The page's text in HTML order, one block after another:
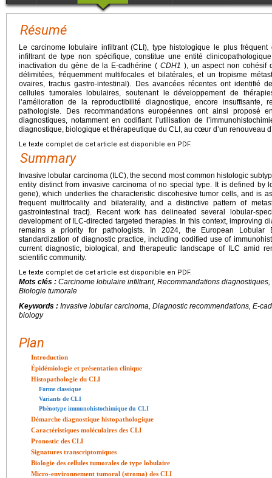
Résumé
Le carcinome lobulaire infiltrant (CLI), type histologique le plus
infiltrant de type non spécifique, constitue une entité
inactivation du gène de la E-cadhérine ( CDH1 ), un aspect non cohésif
délimitées, fréquemment multifocales et bilatérales, et un tropisme
ovaires, tractus gastro-intestinal). Des avancées récentes ont identifié
cellules tumorales lobulaires, soutenant le développement de
l’amélioration de la reproductibilité diagnostique, encore insuffisante,
pathologiste. Des recommandations européennes ont ainsi proposé
diagnostiques, notamment en codifiant l’utilisation de
diagnostique, biologique et thérapeutique du CLI, au cœur d’un renouveau
Le texte complet de cet article est disponible en PDF.
Summary
Invasive lobular carcinoma (ILC), the second most common histologic
entity distinct from invasive carcinoma of no special type. It is defined by
gene), which underlies the characteristic discohesive tumor cells, and is
frequent multifocality and bilaterality, and a distinctive pattern of
gastrointestinal tract). Recent work has delineated several lobular-
development of ILC-directed targeted therapies. In this context, improving
remains a priority for pathologists. In 2024, the European Lobular
standardization of diagnostic practice, including codified use of
current diagnostic, biological, and therapeutic landscape of ILC amid
scientific community.
Le texte complet de cet article est disponible en PDF.
Mots clés : Carcinome lobulaire infiltrant, Recommandations
Biologie tumorale
Keywords : Invasive lobular carcinoma, Diagnostic recommendations, E-
biology
Plan
Introduction
Épidémiologie et présentation clinique
Histopathologie du CLI
Forme classique
Variants de CLI
Phénotype immunohistochimique du CLI
Démarche diagnostique histopathologique
Caractéristiques moléculaires des CLI
Pronostic des CLI
Signatures transcriptomiques
Biologie des cellules tumorales de type lobulaire
Micro-environnement tumoral (stroma) des CLI